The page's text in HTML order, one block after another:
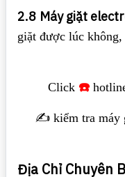
2.8 Máy giặt
giặt được lúc
Click ☎️
✍️ kiểm tra máy
Địa Chỉ Chuyên